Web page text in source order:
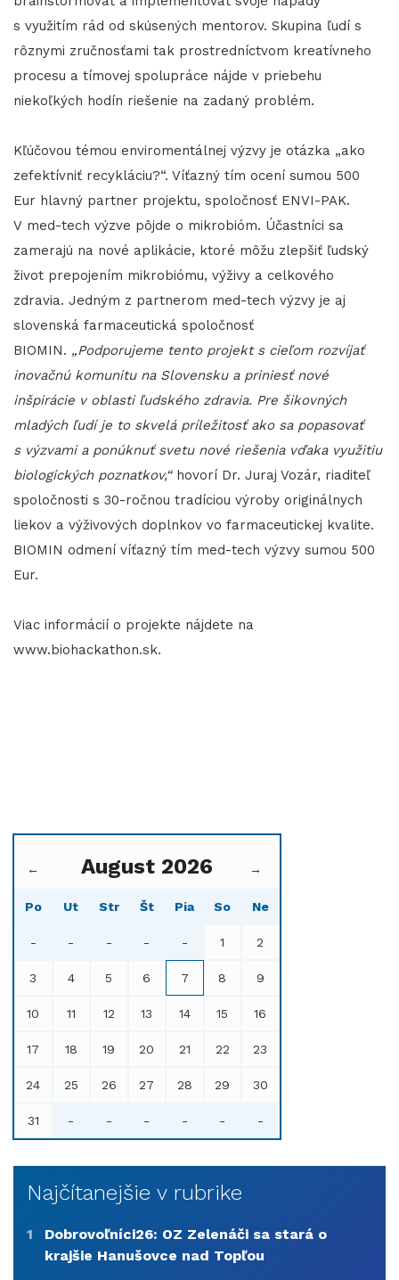
s využitím rád od skúsených mentorov. Skupina ľudí s
rôznymi zručnosťami tak prostredníctvom kreatívneho
procesu a tímovej spolupráce nájde v priebehu
niekoľkých hodín riešenie na zadaný problém.
Kľúčovou témou enviromentálnej výzvy je otázka „ako
zefektívniť recykláciu?“. Víťazný tím ocení sumou 500
Eur hlavný partner projektu, spoločnosť ENVI-PAK.
V med-tech výzve pôjde o mikrobióm. Účastníci sa
zamerajú na nové aplikácie, ktoré môžu zlepšiť ľudský
život prepojením mikrobiómu, výživy a celkového
zdravia. Jedným z partnerom med-tech výzvy je aj
slovenská farmaceutická spoločnosť
BIOMIN. „Podporujeme tento projekt s cieľom rozvíjať
inovačnú komunitu na Slovensku a priniesť nové
inšpirácie v oblasti ľudského zdravia. Pre šikovných
mladých ľudí je to skvelá príležitosť ako sa popasovať
s výzvami a ponúknuť svetu nové riešenia vďaka využitiu
biologických poznatkov,“hovorí Dr. Juraj Vozár, riaditeľ
spoločnosti s 30-ročnou tradíciou výroby originálnych
liekov a výživových doplnkov vo farmaceutickej kvalite.
BIOMIN odmení víťazný tím med-tech výzvy sumou 500
Eur.
Viac informácií o projekte nájdete na
www.biohackathon.sk.
← August 2026 →
Po Ut Str Št Pia So Ne
- - - - - 1 2
3 4 5 6 7 8 9
10 11 12 13 14 15 16
17 18 19 20 21 22 23
24 25 26 27 28 29 30
31 - - - - - -
Najčítanejšie v rubrike
1
Dobrovoľníci26: OZ Zelenáči sa stará o
krajšie Hanušovce nad Topľou